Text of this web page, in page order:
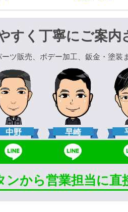
すく丁寧にご案内
ツ販売、ボデー加工、鈑金・塗装
中野 早崎
から営業担当に直